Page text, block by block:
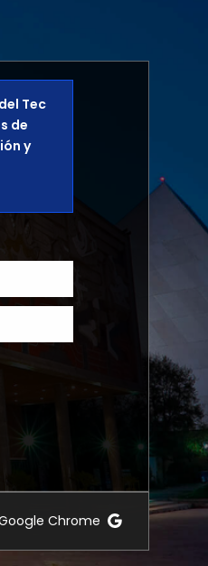
Tec
de
y
Chrome